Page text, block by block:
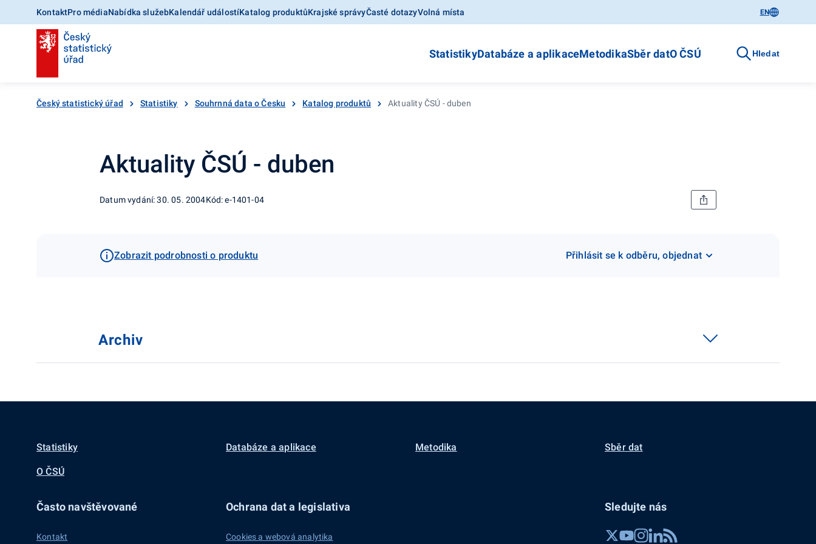
KontaktPro médiaNabídka služebKalendář událostíKatalog produktůKrajské správyČasté dotazyVolná místa EN
StatistikyDatabáze a aplikaceMetodikaSběr datO ČSÚ Hledat
Český statistický úřad Statistiky Souhrnná data o Česku Katalog produktů Aktuality ČSÚ - duben
Aktuality ČSÚ - duben
Datum vydání: 30. 05. 2004Kód: e-1401-04
Zobrazit podrobnosti o produktu Přihlásit se k odběru, objednat
Archiv
Statistiky Databáze a aplikace Metodika Sběr dat
O ČSÚ
Často navštěvované
Kontakt
Ochrana dat a legislativa
Cookies a webová analytika
Sledujte nás